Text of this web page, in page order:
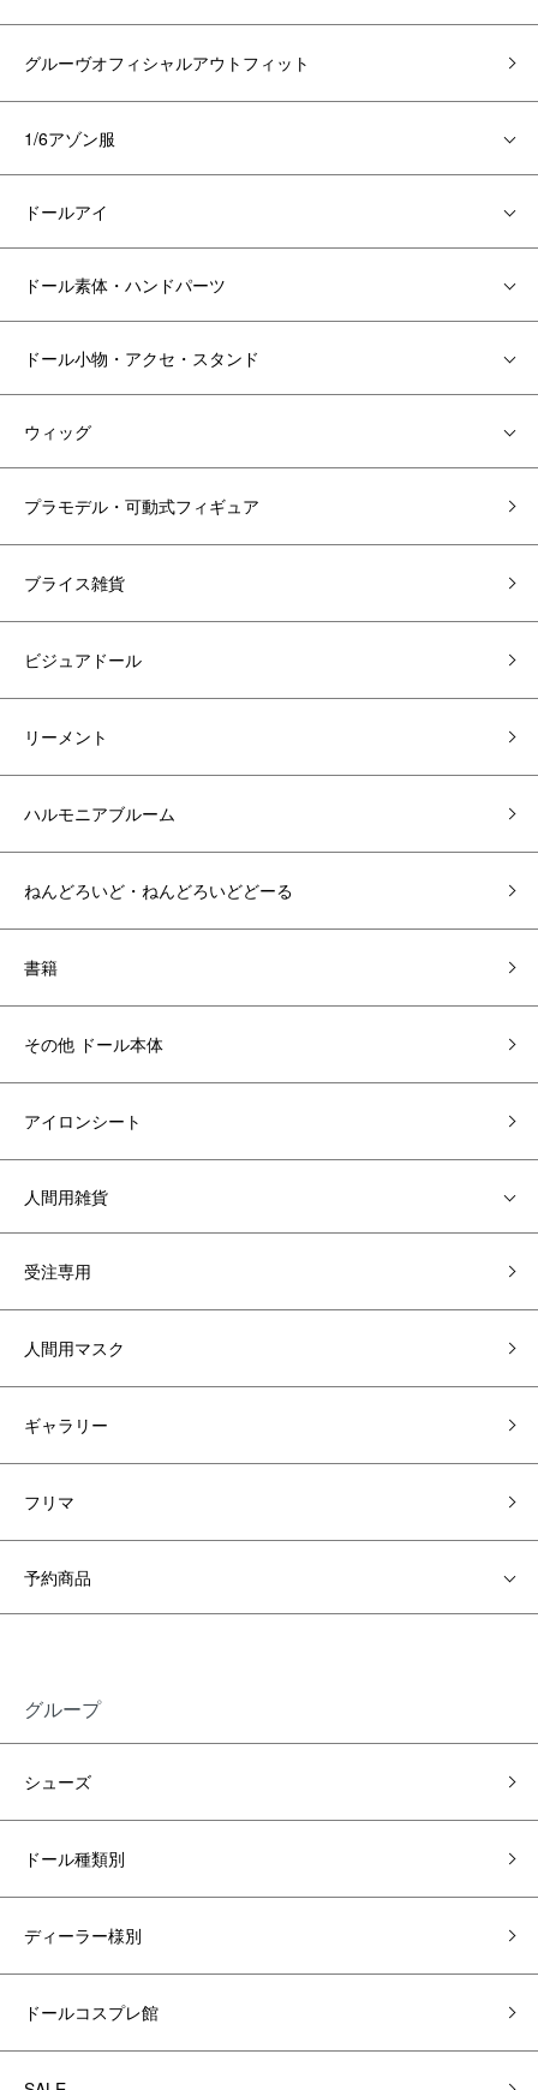
グルーヴオフィシャルアウトフィット
1/6アゾン服
ドールアイ
ドール素体・ハンドパーツ
ドール小物・アクセ・スタンド
ウィッグ
プラモデル・可動式フィギュア
ブライス雑貨
ビジュアドール
リーメント
ハルモニアブルーム
ねんどろいど・ねんどろいどどーる
書籍
その他 ドール本体
アイロンシート
人間用雑貨
受注専用
人間用マスク
ギャラリー
フリマ
予約商品
グループ
シューズ
ドール種類別
ディーラー様別
ドールコスプレ館